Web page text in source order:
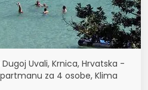
Uvali, Krnica, Hrvatska -
za 4 osobe, Klima